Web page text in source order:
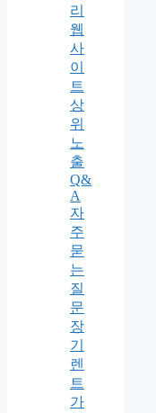
리
웹
사
이
트
상
위
노
출
Q&
A
자
주
묻
는
질
문
장
기
렌
트
가